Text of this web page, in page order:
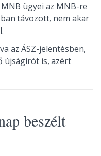
ügyei az MNB-re
távozott, nem akar
az ÁSZ-jelentésben,
újságírót is, azért
beszélt